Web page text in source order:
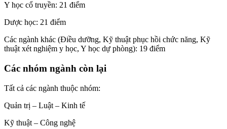
Y học cổ truyền: 21 điểm
Dược học: 21 điểm
Các ngành khác (Điều dưỡng, Kỹ thuật phục hồi chức năng, Kỹ
thuật xét nghiệm y học, Y học dự phòng): 19 điểm
Các nhóm ngành còn lại
Tất cả các ngành thuộc nhóm:
Quản trị – Luật – Kinh tế
Kỹ thuật – Công nghệ